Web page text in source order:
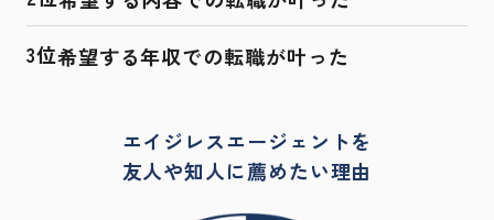
3位希望する年収での転職が叶った
エイジレスエージェントを
友人や知人に薦めたい理由